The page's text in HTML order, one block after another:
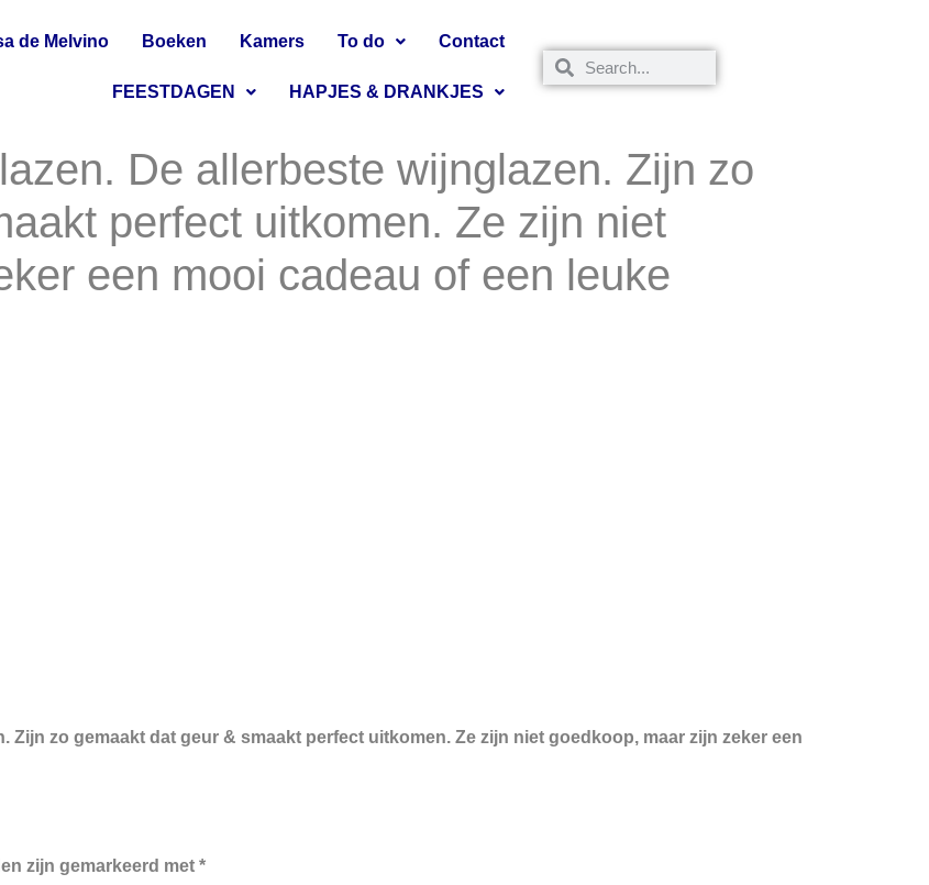
de Melvino Boeken Kamers To do Contact
FEESTDAGEN HAPJES & DRANKJES
De allerbeste wijnglazen. Zijn zo
perfect uitkomen. Ze zijn niet
een mooi cadeau of een leuke
Zijn zo gemaakt dat geur & smaakt perfect uitkomen. Ze zijn niet goedkoop, maar zijn zeker een
zijn gemarkeerd met *